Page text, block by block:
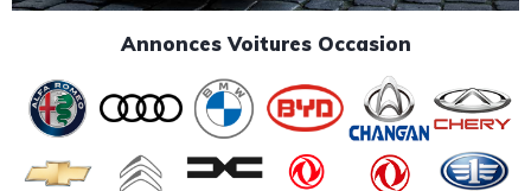
Annonces Voitures Occasion